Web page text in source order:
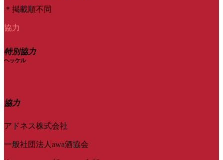
＊掲載順不同
協力
特別協力
ヘッケル
協力
アドネス株式会社
一般社団法人awa酒協会